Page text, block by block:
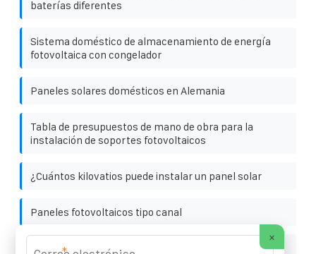
baterías diferentes
Sistema doméstico de almacenamiento de energía
fotovoltaica con congelador
Paneles solares domésticos en Alemania
Tabla de presupuestos de mano de obra para la
instalación de soportes fotovoltaicos
¿Cuántos kilovatios puede instalar un panel solar
Paneles fotovoltaicos tipo canal
Fabricante serbio de estaciones de carga
×
*